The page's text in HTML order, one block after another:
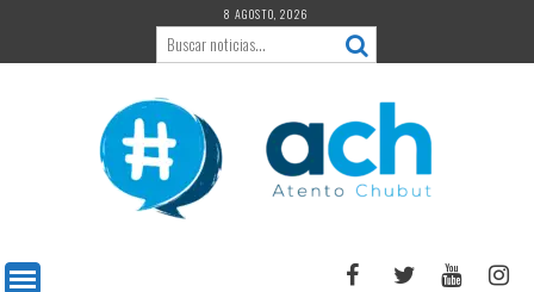
contenido
8 AGOSTO, 2026